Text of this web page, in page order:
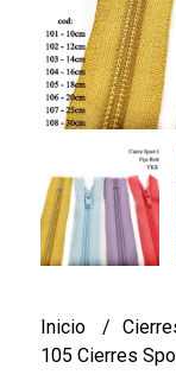
Inicio
105 Cierres